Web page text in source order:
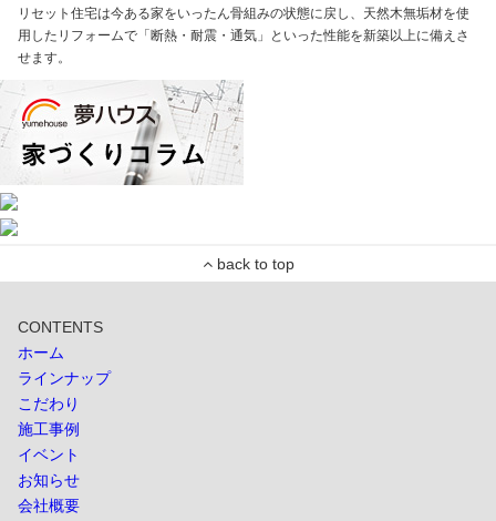
リセット住宅は今ある家をいったん骨組みの状態に戻し、天然木無垢材を使
用したリフォームで「断熱・耐震・通気」といった性能を新築以上に備えさ
せます。
CONTENTS
ホーム
ラインナップ
こだわり
施工事例
イベント
お知らせ
会社概要